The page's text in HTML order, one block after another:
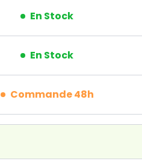
En Stock
En Stock
Commande 48h